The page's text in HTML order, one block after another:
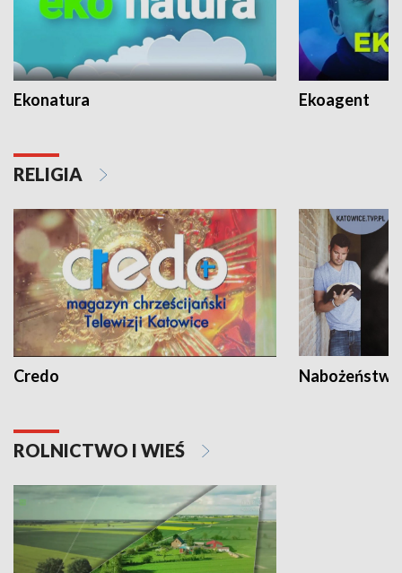
Ekonatura Ekoagent
RELIGIA
Credo
ROLNICTWO I WIEŚ